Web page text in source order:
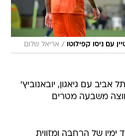
עם ניסו קפילוטו / אריאל שלום
עם גיאגון, יובאנוביץ'
משבעה מטרים
ימין של הרחבה ומזווית